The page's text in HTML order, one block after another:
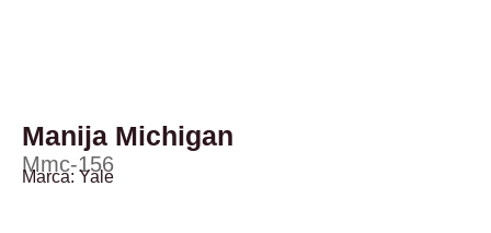
Manija Michigan
Mmc-156
Marca: Yale